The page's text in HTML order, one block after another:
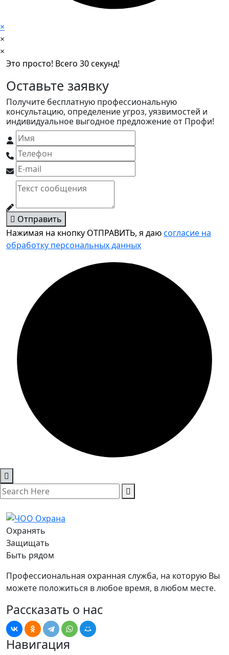
×
×
×
Это просто! Всего 30 секунд!
Оставьте заявку
Получите бесплатную профессиональную
консультацию, определение угроз, уязвимостей и
индивидуальное выгодное предложение от Профи!
Отправить
Нажимая на кнопку ОТПРАВИТЬ, я даюсогласие на
обработку персональных данных
Охранять
Защищать
Быть рядом
Профессиональная охранная служба, на которую Вы
можете положиться в любое время, в любом месте.
Рассказать о нас
Навигация